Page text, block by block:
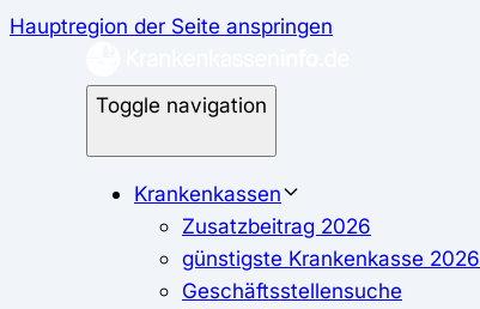
Hauptregion der Seite anspringen
Toggle navigation
Krankenkassen
Zusatzbeitrag 2026
günstigste Krankenkasse 2026
Geschäftsstellensuche